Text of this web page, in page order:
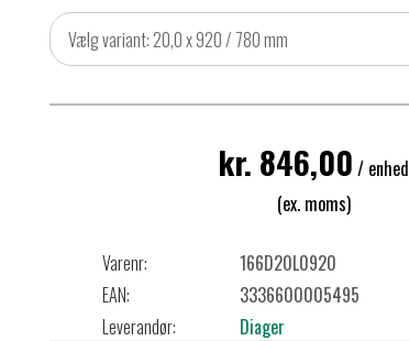
Vælg variant: 20,0 x 920 / 780 mm
kr. 846,00 / enhed
(ex. moms)
Varenr:
166D20L0920
EAN:
3336600005495
Leverandør:
Diager